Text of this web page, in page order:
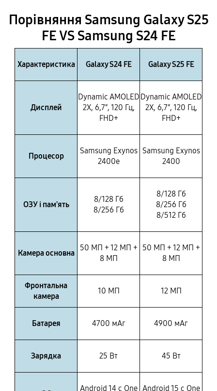
Порівняння Samsung Galaxy S25
FE VS Samsung S24 FE
Характеристика Galaxy S24 FE Galaxy S25 FE
Дисплей
Dynamic AMOLED
2X, 6,7″, 120 Гц,
FHD+
Dynamic AMOLED
2X, 6,7″, 120 Гц,
FHD+
Процесор
Samsung Exynos
2400e
Samsung Exynos
2400
ОЗУ і пам'ять
8/128 Гб
8/256 Гб
8/128 Гб
8/256 Гб
8/512 Гб
Камера основна
50 МП + 12 МП +
8 МП
50 МП + 12 МП +
8 МП
Фронтальна
камера
10 МП 12 МП
Батарея 4700 мАг 4900 мАг
Зарядка 25 Вт 45 Вт
Android 14 с One Android 15 с One